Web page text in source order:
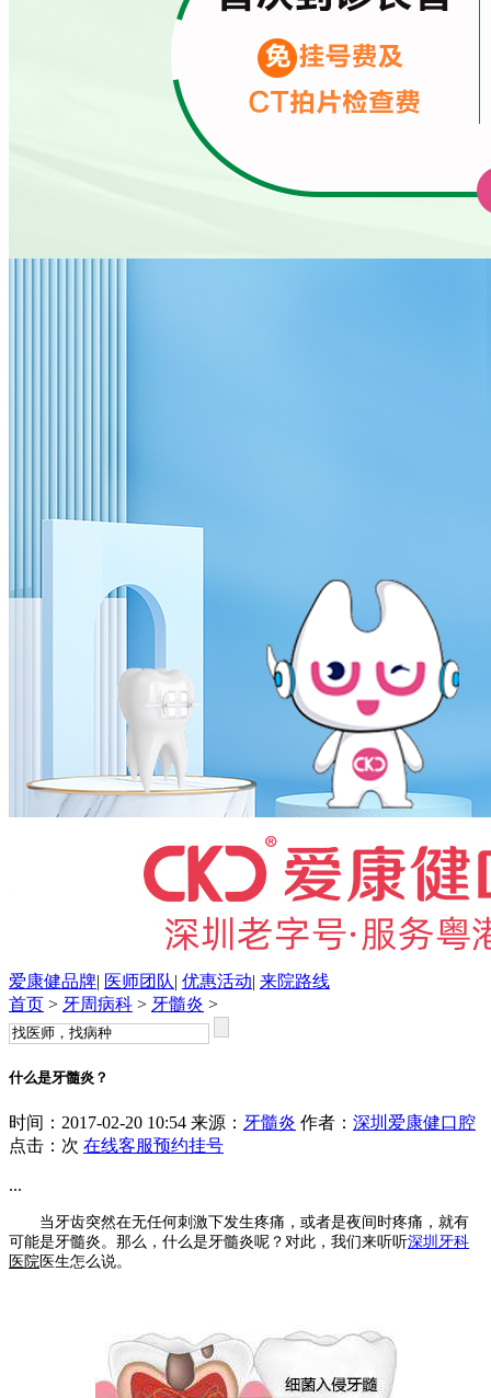
爱康健品牌| 医师团队| 优惠活动| 来院路线
首页 > 牙周病科 > 牙髓炎 >
什么是牙髓炎？
时间：2017-02-20 10:54 来源： 牙髓炎 作者： 深圳爱康健口腔
点击： 次 在线客服预约挂号
...
当牙齿突然在无任何刺激下发生疼痛，或者是夜间时疼痛，就有
可能是牙髓炎。那么，什么是牙髓炎呢？对此，我们来听听深圳牙科
医院 医生怎么说。